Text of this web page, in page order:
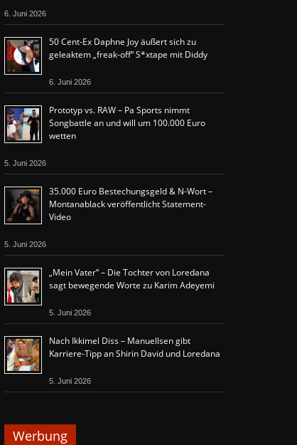
6. Juni 2026
50 Cent-Ex Daphne Joy äußert sich zu
geleaktem „freak-off“ S*xtape mit Diddy
6. Juni 2026
Prototyp vs. RAW – Pa Sports nimmt
Songbattle an und will um 100.000 Euro
wetten
5. Juni 2026
35.000 Euro Bestechungsgeld & N-Wort –
Montanablack veröffentlicht Statement-
Video
5. Juni 2026
„Mein Vater“ – Die Tochter von Loredana
sagt bewegende Worte zu Karim Adeyemi
5. Juni 2026
Nach Ikkimel Diss – Manuellsen gibt
Karriere-Tipp an Shirin David und Loredana
5. Juni 2026
Werbung